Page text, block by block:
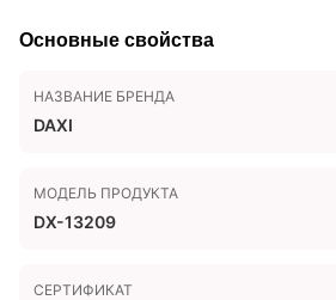
Основные свойства
НАЗВАНИЕ БРЕНДА
DAXI
МОДЕЛЬ ПРОДУКТА
DX-13209
СЕРТИФИКАТ